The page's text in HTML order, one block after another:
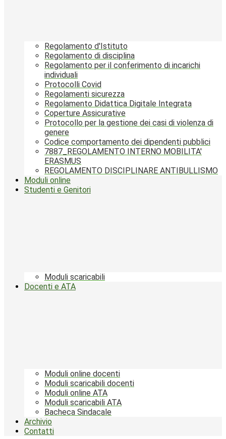
Regolamento d'Istituto
Regolamento di disciplina
Regolamento per il conferimento di incarichi
individuali
Protocolli Covid
Regolamenti sicurezza
Regolamento Didattica Digitale Integrata
Coperture Assicurative
Protocollo per la gestione dei casi di violenza di
genere
Codice comportamento dei dipendenti pubblici
7887_REGOLAMENTO INTERNO MOBILITA'
ERASMUS
REGOLAMENTO DISCIPLINARE ANTIBULLISMO
Moduli online
Studenti e Genitori
Moduli scaricabili
Docenti e ATA
Moduli online docenti
Moduli scaricabili docenti
Moduli online ATA
Moduli scaricabili ATA
Bacheca Sindacale
Archivio
Contatti